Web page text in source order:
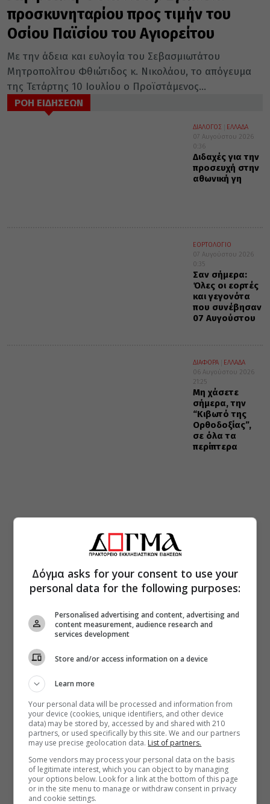
προσκυνηταρίου προς τιμήν του
Οσίου Παϊσίου του Αγιορείτου
Με την άδεια και ευλογία του Σεβασμιωτάτου
Μητροπολίτου Φθιώτιδος κ. Νικολάου, το απόγευμα
της Τετάρτης 10 Ιουλίου ο Προϊστάμενος...
ΡΟΗ ΕΙΔΗΣΕΩΝ
ΔΙΑΛΟΓΟΣ
ΕΛΛΑΔΑ
07 Αυγούστου 2026
0:36
Διδαχές για την
προσευχή στην
αθωνική γη
ΕΟΡΤΟΛΟΓΙΟ
07 Αυγούστου 2026
0:35
Σαν σήμερα:
Όλες οι εορτές
και γεγονότα
που συνέβησαν
07 Αυγούστου
ΔΙΑΦΟΡΑ
ΕΛΛΑΔΑ
06 Αυγούστου 2026
21:25
Μη χάσετε
σήμερα, την
“Κιβωτό της
Ορθοδοξίας”,
σε όλα τα
περίπτερα
Δόγμα asks for your consent to use your
personal data for the following purposes:
Personalised advertising and content, advertising and
content measurement, audience research and
services development
Store and/or access information on a device
Learn more
Your personal data will be processed and information from
your device (cookies, unique identifiers, and other device
data) may be stored by, accessed by and shared with 210
partners, or used specifically by this site. We and our partners
may use precise geolocation data. List of partners.
Some vendors may process your personal data on the basis
of legitimate interest, which you can object to by managing
your options below. Look for a link at the bottom of this page
or in the site menu to manage or withdraw consent in privacy
and cookie settings.